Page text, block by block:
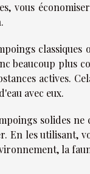
vous
beaucoup plus
actives.
avec eux.
solides
En les utilisant,
la